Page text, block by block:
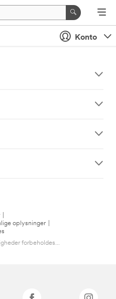
Konto
oplysninger
forbeholdes...